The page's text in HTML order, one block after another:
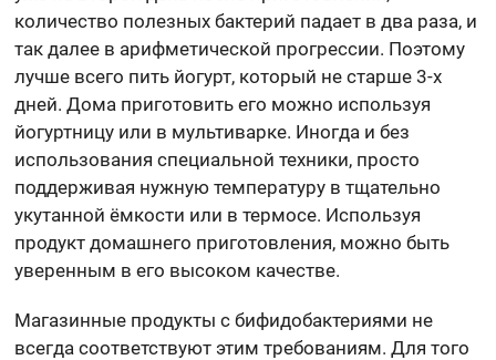
количество полезных бактерий падает в два раза, и
так далее в арифметической прогрессии. Поэтому
лучше всего пить йогурт, который не старше 3-х
дней. Дома приготовить его можно используя
йогуртницу или в мультиварке. Иногда и без
использования специальной техники, просто
поддерживая нужную температуру в тщательно
укутанной ёмкости или в термосе. Используя
продукт домашнего приготовления, можно быть
уверенным в его высоком качестве.
Магазинные продукты с бифидобактериями не
всегда соответствуют этим требованиям. Для того